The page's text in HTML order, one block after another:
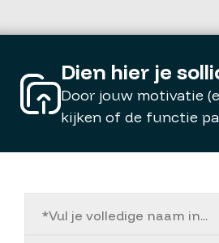
Dien hier je
Door jouw motivatie
kijken of de functie